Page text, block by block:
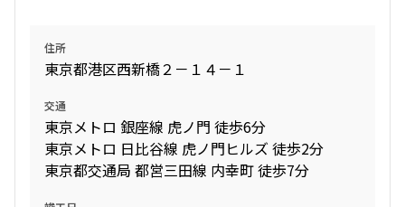
住所
東京都港区西新橋２－１４－１
交通
東京メトロ 銀座線 虎ノ門 徒歩6分
東京メトロ 日比谷線 虎ノ門ヒルズ 徒歩2分
東京都交通局 都営三田線 内幸町 徒歩7分